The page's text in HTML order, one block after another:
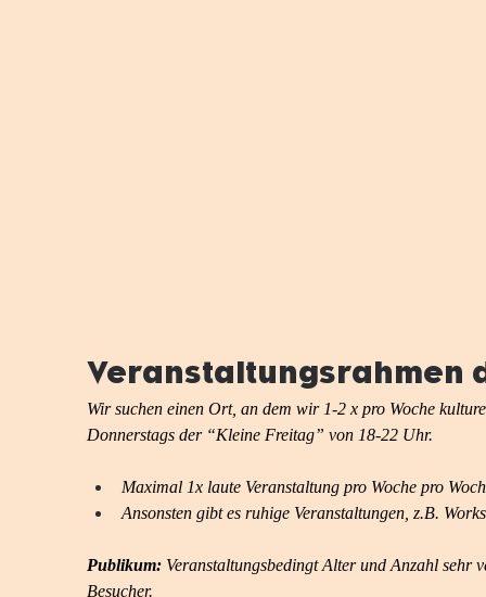
Veranstaltungsrahmen
Wir suchen einen Ort, an dem wir 1-2 x pro Woche
Donnerstags der “Kleine Freitag” von 18-22 Uhr.
Maximal 1x laute Veranstaltung pro Woche pro
Ansonsten gibt es ruhige Veranstaltungen, z.B.
Publikum: Veranstaltungsbedingt Alter und Anzahl sehr
Besucher.